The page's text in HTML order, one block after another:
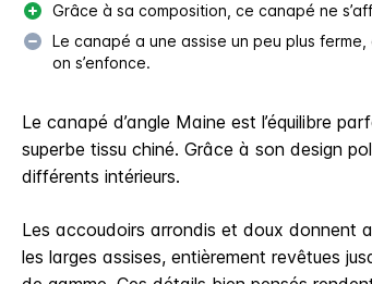
Grâce à sa composition, ce canapé ne
Le canapé a une assise un peu plus
on s’enfonce.
Le canapé d’angle Maine est l’équilibre
superbe tissu chiné. Grâce à son design
différents intérieurs.
Les accoudoirs arrondis et doux donnent
les larges assises, entièrement revêtues